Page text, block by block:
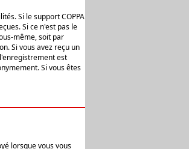
Si le support COPPA
Si ce n'est pas le
même, soit par
Si vous avez reçu un
est
Si vous êtes
lorsque vous vous